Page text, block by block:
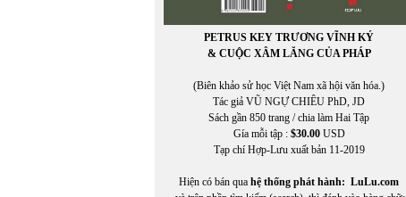
PETRUS KEY TRƯƠNG VĨNH KÝ
& CUỘC XÂM LĂNG CỦA PHÁP
(Biên khảo sử học Việt Nam xã hội văn hóa.)
Tác giả VŨ NGỰ CHIÊU PhD, JD
Sách gần 850 trang / chia làm Hai Tập
Gía mỗi tập : $30.00USD
Tạp chí Hợp-Lưu xuất bản 11-2019
Hiện có bán qua hệ thống phát hành: LuLu.com